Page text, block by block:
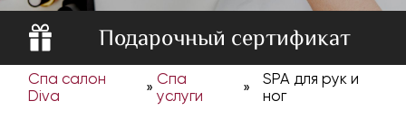
Подарочный сертификат
Спа салон
Diva
» Спа
услуги
»
SPA для рук и
ног